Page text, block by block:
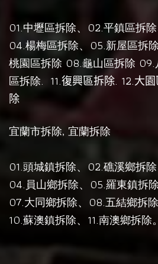
01.中壢區拆除、02.平鎮區拆除
04.楊梅區拆除、05.新屋區拆除
桃園區拆除 08.龜山區拆除 09.
區拆除. 11.復興區拆除. 12.大
除
宜蘭市拆除, 宜蘭拆除
01.頭城鎮拆除、02.礁溪鄉拆除
04.員山鄉拆除、05.羅東鎮拆除
07.大同鄉拆除、08.五結鄉拆除
10.蘇澳鎮拆除、11.南澳鄉拆除。